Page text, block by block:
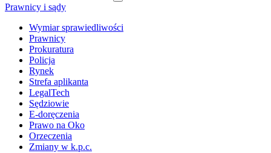
Prawnicy i sądy
Wymiar sprawiedliwości
Prawnicy
Prokuratura
Policja
Rynek
Strefa aplikanta
LegalTech
Sędziowie
E-doręczenia
Prawo na Oko
Orzeczenia
Zmiany w k.p.c.